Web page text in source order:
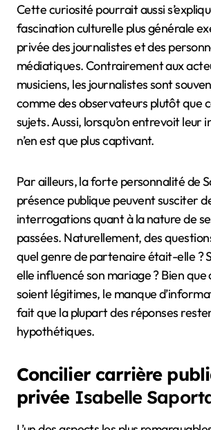
Cette curiosité pourrait aussi
fascination culturelle plus générale
privée des journalistes et des
médiatiques. Contrairement aux
musiciens, les journalistes sont
comme des observateurs plutôt que
sujets. Aussi, lorsqu’on entrevoit leur
n’en est que plus captivant.
Par ailleurs, la forte personnalité de
présence publique peuvent susciter
interrogations quant à la nature de
passées. Naturellement, des
quel genre de partenaire était-elle ?
elle influencé son mariage ? Bien que
soient légitimes, le manque
fait que la plupart des réponses
hypothétiques.
Concilier carrière
privéeIsabelle